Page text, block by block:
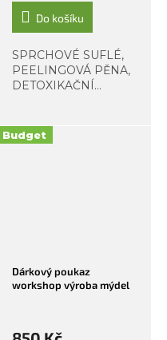
Do košíku
SPRCHOVÉ SUFLÉ,
PEELINGOVÁ PĚNA,
DETOXIKAČNÍ
přírodních sprchových
suflé, peelingových
Budget
Dárkový poukaz
workshop výroba mýdel